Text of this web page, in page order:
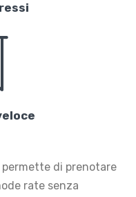
di prenotare
rate senza